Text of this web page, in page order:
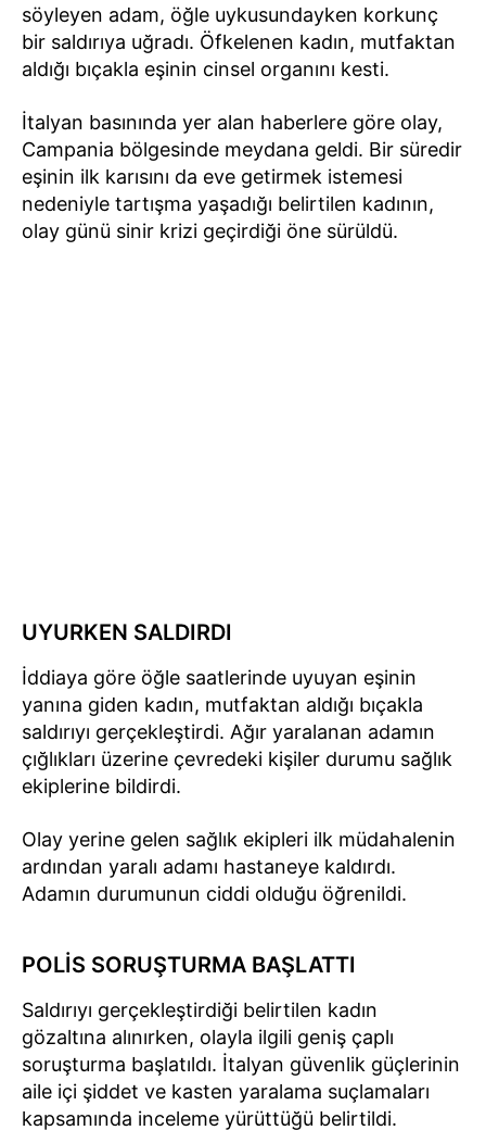
söyleyen adam, öğle uykusundayken korkunç
bir saldırıya uğradı. Öfkelenen kadın, mutfaktan
aldığı bıçakla eşinin cinsel organını kesti.
İtalyan basınında yer alan haberlere göre olay,
Campania bölgesinde meydana geldi. Bir süredir
eşinin ilk karısını da eve getirmek istemesi
nedeniyle tartışma yaşadığı belirtilen kadının,
olay günü sinir krizi geçirdiği öne sürüldü.
UYURKEN SALDIRDI
İddiaya göre öğle saatlerinde uyuyan eşinin
yanına giden kadın, mutfaktan aldığı bıçakla
saldırıyı gerçekleştirdi. Ağır yaralanan adamın
çığlıkları üzerine çevredeki kişiler durumu sağlık
ekiplerine bildirdi.
Olay yerine gelen sağlık ekipleri ilk müdahalenin
ardından yaralı adamı hastaneye kaldırdı.
Adamın durumunun ciddi olduğu öğrenildi.
POLİS SORUŞTURMA BAŞLATTI
Saldırıyı gerçekleştirdiği belirtilen kadın
gözaltına alınırken, olayla ilgili geniş çaplı
soruşturma başlatıldı. İtalyan güvenlik güçlerinin
aile içi şiddet ve kasten yaralama suçlamaları
kapsamında inceleme yürüttüğü belirtildi.